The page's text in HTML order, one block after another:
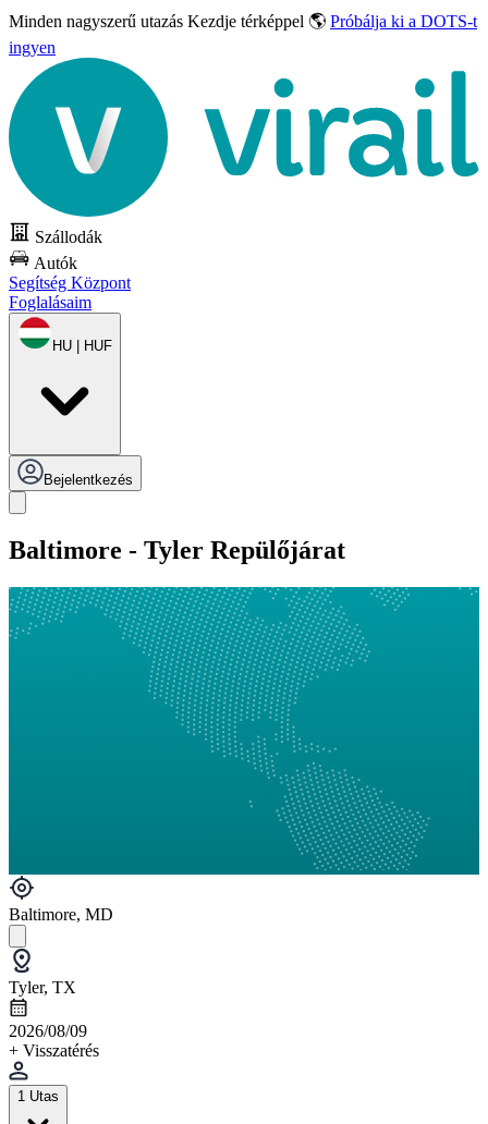
Minden nagyszerű utazás Kezdje térképpel 🌎 Próbálja ki a DOTS-t
ingyen
Szállodák
Autók
Segítség Központ
Foglalásaim
HU | HUF
Bejelentkezés
Baltimore - Tyler Repülőjárat
Baltimore, MD
Tyler, TX
2026/08/09
+ Visszatérés
1 Utas